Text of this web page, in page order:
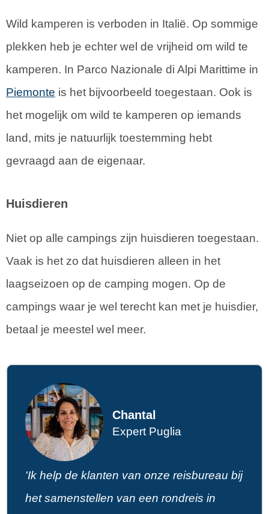
Wild kamperen is verboden in Italië. Op sommige
plekken heb je echter wel de vrijheid om wild te
kamperen. In Parco Nazionale di Alpi Marittime in
Piemonte is het bijvoorbeeld toegestaan. Ook is
het mogelijk om wild te kamperen op iemands
land, mits je natuurlijk toestemming hebt
gevraagd aan de eigenaar.
Huisdieren
Niet op alle campings zijn huisdieren toegestaan.
Vaak is het zo dat huisdieren alleen in het
laagseizoen op de camping mogen. Op de
campings waar je wel terecht kan met je huisdier,
betaal je meestel wel meer.
Chantal
Expert Puglia
'Ik help de klanten van onze reisbureau bij
het samenstellen van een rondreis in